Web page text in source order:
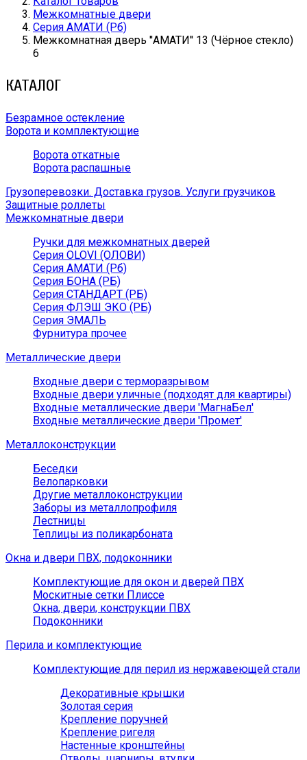
Межкомнатные двери
Серия АМАТИ (Рб)
Межкомнатная дверь ''АМАТИ'' 13 (Чёрное стекло)
6
КАТАЛОГ
Безрамное остекление
Ворота и комплектующие
Ворота откатные
Ворота распашные
Грузоперевозки. Доставка грузов. Услуги грузчиков
Защитные роллеты
Межкомнатные двери
Ручки для межкомнатных дверей
Серия OLOVI (ОЛОВИ)
Серия АМАТИ (Рб)
Серия БОНА (РБ)
Серия СТАНДАРТ (РБ)
Серия ФЛЭШ ЭКО (РБ)
Серия ЭМАЛЬ
Фурнитура прочее
Металлические двери
Входные двери с терморазрывом
Входные двери уличные (подходят для квартиры)
Входные металлические двери 'МагнаБел'
Входные металлические двери 'Промет'
Металлоконструкции
Беседки
Велопарковки
Другие металлоконструкции
Заборы из металлопрофиля
Лестницы
Теплицы из поликарбоната
Окна и двери ПВХ, подоконники
Комплектующие для окон и дверей ПВХ
Москитные сетки Плиссе
Окна, двери, конструкции ПВХ
Подоконники
Перила и комплектующие
Комплектующие для перил из нержавеющей стали
Декоративные крышки
Золотая серия
Крепление поручней
Крепление ригеля
Настенные кронштейны